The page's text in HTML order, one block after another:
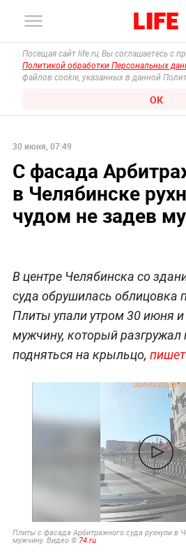
Посещая сайт life.ru, Вы соглашаетесь с
Политикой обработки Персональных
файлов cookie, указанных в данной
ОК
30 июня, 07:49
С фасада
в Челябинске
чудом не задев
В центре Челябинска со
суда обрушилась облицовка
Плиты упали утром 30 июня
мужчину, который разгружал
подняться на крыльцо, пишет
Плиты с фасада Арбитражного суда рухнули в
мужчину. Видео © 74.ru